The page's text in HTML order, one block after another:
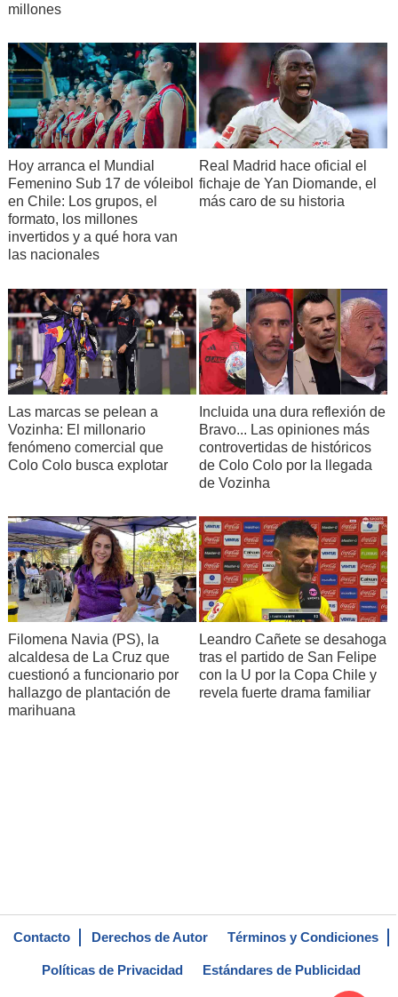
millones
Hoy arranca el Mundial
Femenino Sub 17 de vóleibol
en Chile: Los grupos, el
formato, los millones
invertidos y a qué hora van
las nacionales
Real Madrid hace oficial el
fichaje de Yan Diomande, el
más caro de su historia
Las marcas se pelean a
Vozinha: El millonario
fenómeno comercial que
Colo Colo busca explotar
Incluida una dura reflexión de
Bravo... Las opiniones más
controvertidas de históricos
de Colo Colo por la llegada
de Vozinha
Filomena Navia (PS), la
alcaldesa de La Cruz que
cuestionó a funcionario por
hallazgo de plantación de
marihuana
Leandro Cañete se desahoga
tras el partido de San Felipe
con la U por la Copa Chile y
revela fuerte drama familiar
Contacto Derechos de Autor Términos y Condiciones
Políticas de Privacidad Estándares de Publicidad